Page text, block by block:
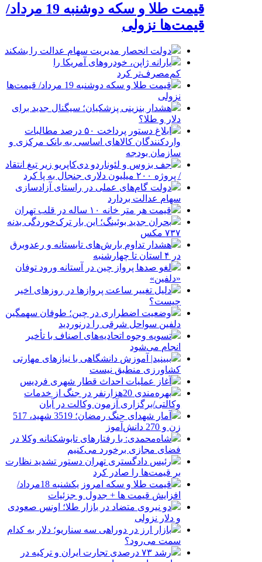
قیمت طلا و سکه دوشنبه 19 مرداد/
قیمت‌ها نزولی
دولت انحصار مدیریت سهام عدالت را بشکند
یارانه ژاپن، خودروهای آمریکا را
کم‌مصرف‌تر کرد
قیمت طلا و سکه دوشنبه 19 مرداد/ قیمت‌ها
نزولی
هشدار بنزینی پزشکیان؛ سیگنال جدید برای
دلار و طلا؟
ابلاغ دستور پرداخت ۵۰ درصد مطالبات
واردکنندگان کالاهای اساسی به بانک مرکزی و
سازمان بودجه
جف بزوس و لئوناردو دی‌کاپریو زیر تیغ انتقاد
/ پروژه ۲۰۰ میلیون دلاری جنجال به پا کرد
دولت گام‌های عملی در راستای آزادسازی
سهام عدالت بردارد
قیمت هر متر خانه ۱۰ ساله در قلب تهران
بحران جدید بوئینگ؛ این بار ترک‌خوردگی بدنه
۷۳۷ مکس
هشدار تداوم بارش‌های تابستانه و رعدوبرق
در ۴ استان تا چهارشنبه
لغو صدها پرواز چین در آستانه ورود توفان
«دلفین»
دلیل تغییر ساعت پروازها در روزهای اخیر
چیست؟
وضعیت اضطراری در چین؛ طوفان سهمگین
دلفین سواحل شرقی را درنوردید
تسویه وجوه اتحادیه‌های اصناف با تأخیر
انجام می‌شود
ببینید| آموزش دانشگاهی با نیازهای مهارتی
کشاورزی منطبق نیست
آغاز عملیات احداث قطار شهری فردیس
بهره‌مندی 20هزارنفر در جنگ از خدمات
وکالتی/برگزاری آزمون وکالت در آبان
آمار شهدای جنگ رمضان؛ 3519 شهید، 517
زن و 270 دانش‌آموز
شاه‌محمدی: با رفتارهای تابوشکنانه وکلا در
فضای مجازی برخورد می‌کنیم
رئیس دادگستری تهران دستور تشدید نظارت
بر قیمت‌ها را صادر کرد
قیمت طلا و سکه امروز یکشنبه 18مرداد/
افزایش قیمت ها + جدول و جزئیات
دو نیروی متضاد در بازار طلا؛ اونس صعودی
و دلار نزولی
بازار ارز در دوراهی سه سناریو؛ دلار به کدام
سمت می‌رود؟
رشد ۷۳ درصدی تجارت ایران و ترکیه در